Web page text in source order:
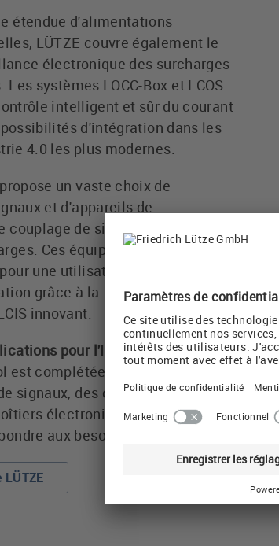
étendue d'alimentations
LÜTZE couvre également le
électronique des surcharges
systèmes LOCC-Box et LCOS
intelligent et sûr du courant
d'intégration dans les
4.0 les plus modernes.
un vaste choix de
et d'appareils de
de signaux et pour la
Ces équipements sont
une utilisation dans des
grâce à la faible hauteur de
innovant.
pour l'IIOT
est complétée par des switchs,
signaux, des coupleurs de bus et
électroniques modulaires
aux besoins des clients.